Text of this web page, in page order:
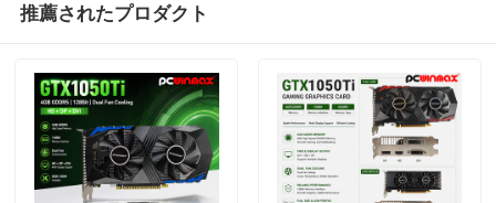
推薦されたプロダクト